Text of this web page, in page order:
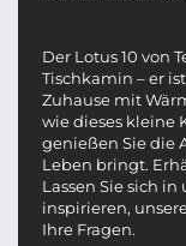
Der Lotus 10 von
Tischkamin – er
Zuhause mit
wie dieses kleine
genießen Sie die
Leben bringt.
Lassen Sie sich
inspirieren,
Ihre Fragen.